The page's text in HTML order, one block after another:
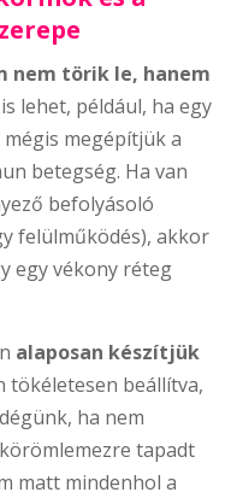
nem törik le, hanem
lehet, például, ha egy
megépítjük a
betegség. Ha van
befolyásoló
felülműködés), akkor
egy vékony réteg
alaposan készítjük
tökéletesen beállítva,
ha nem
tapadt
matt mindenhol a